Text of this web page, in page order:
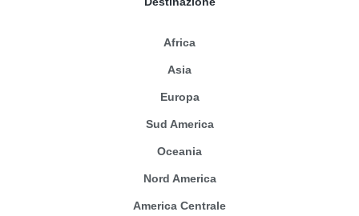
Africa
Asia
Europa
Sud America
Oceania
Nord America
America Centrale